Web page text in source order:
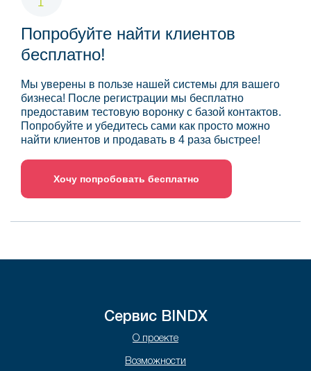
Попробуйте найти клиентов
бесплатно!
Мы уверены в пользе нашей системы для вашего
бизнеса! После регистрации мы бесплатно
предоставим тестовую воронку с базой контактов.
Попробуйте и убедитесь сами как просто можно
найти клиентов и продавать в 4 раза быстрее!
Хочу попробовать бесплатно
Сервис BINDX
О проекте
Возможности